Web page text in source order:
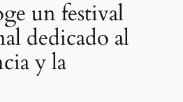
un festival
dedicado al
y la